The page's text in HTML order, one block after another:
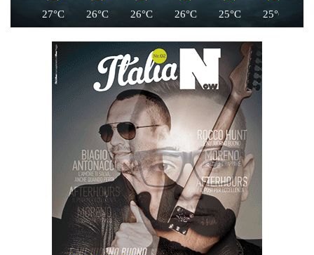
27°C 26°C 26°C 26°C 25°C 25°C